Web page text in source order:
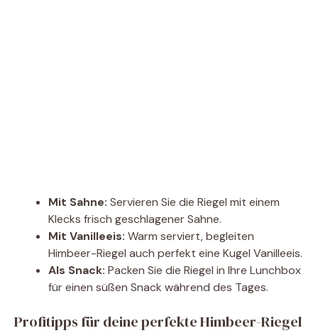
Mit Sahne: Servieren Sie die Riegel mit einem
Klecks frisch geschlagener Sahne.
Mit Vanilleeis: Warm serviert, begleiten
Himbeer-Riegel auch perfekt eine Kugel Vanilleeis.
Als Snack: Packen Sie die Riegel in Ihre Lunchbox
für einen süßen Snack während des Tages.
Profitipps für deine perfekte Himbeer-Riegel